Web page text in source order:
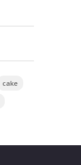
cake